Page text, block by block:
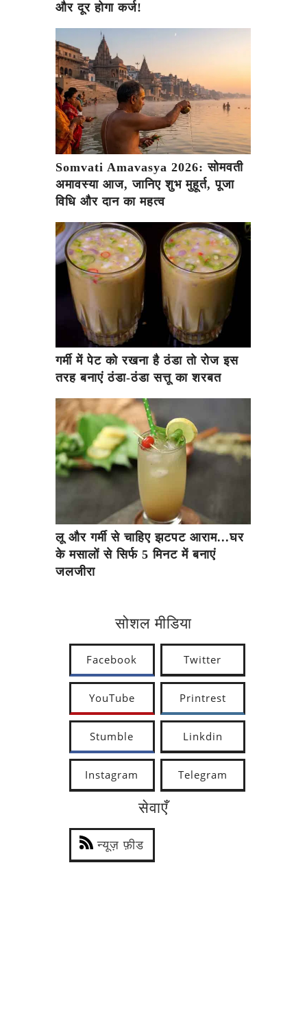
और दूर होगा कर्ज!
Somvati Amavasya 2026: सोमवती
अमावस्या आज, जानिए शुभ मुहूर्त, पूजा
विधि और दान का महत्व
गर्मी में पेट को रखना है ठंडा तो रोज इस
तरह बनाएं ठंडा-ठंडा सत्तू का शरबत
लू और गर्मी से चाहिए झटपट आराम...घर
के मसालों से सिर्फ 5 मिनट में बनाएं
जलजीरा
सोशल मीडिया
Facebook Twitter
YouTube Printrest
Stumble Linkdin
Instagram Telegram
सेवाएँ
न्यूज़ फ़ीड